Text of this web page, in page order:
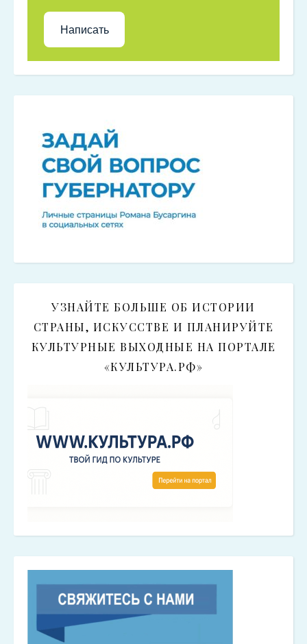
Написать
УЗНАЙТЕ БОЛЬШЕ ОБ ИСТОРИИ
СТРАНЫ, ИСКУССТВЕ И ПЛАНИРУЙТЕ
КУЛЬТУРНЫЕ ВЫХОДНЫЕ НА ПОРТАЛЕ
«КУЛЬТУРА.РФ»